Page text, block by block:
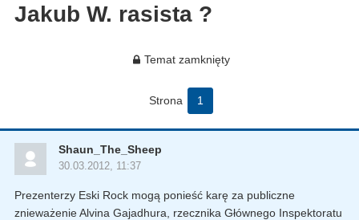
Jakub W. rasista ?
Temat zamknięty
Strona 1
Shaun_The_Sheep
30.03.2012, 11:37
Prezenterzy Eski Rock mogą ponieść karę za publiczne
znieważenie Alvina Gajadhura, rzecznika Głównego Inspektoratu